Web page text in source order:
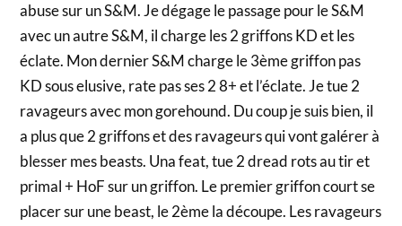
abuse sur un S&M. Je dégage le passage pour le S&M
avec un autre S&M, il charge les 2 griffons KD et les
éclate. Mon dernier S&M charge le 3ème griffon pas
KD sous elusive, rate pas ses 2 8+ et l’éclate. Je tue 2
ravageurs avec mon gorehound. Du coup je suis bien, il
a plus que 2 griffons et des ravageurs qui vont galérer à
blesser mes beasts. Una feat, tue 2 dread rots au tir et
primal + HoF sur un griffon. Le premier griffon court se
placer sur une beast, le 2ème la découpe. Les ravageurs